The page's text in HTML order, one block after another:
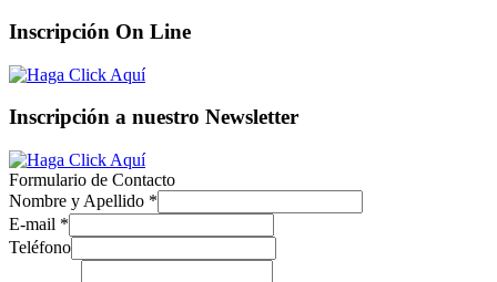
Inscripción On Line
Inscripción a nuestro Newsletter
Formulario de Contacto
Nombre y Apellido *
E-mail *
Teléfono